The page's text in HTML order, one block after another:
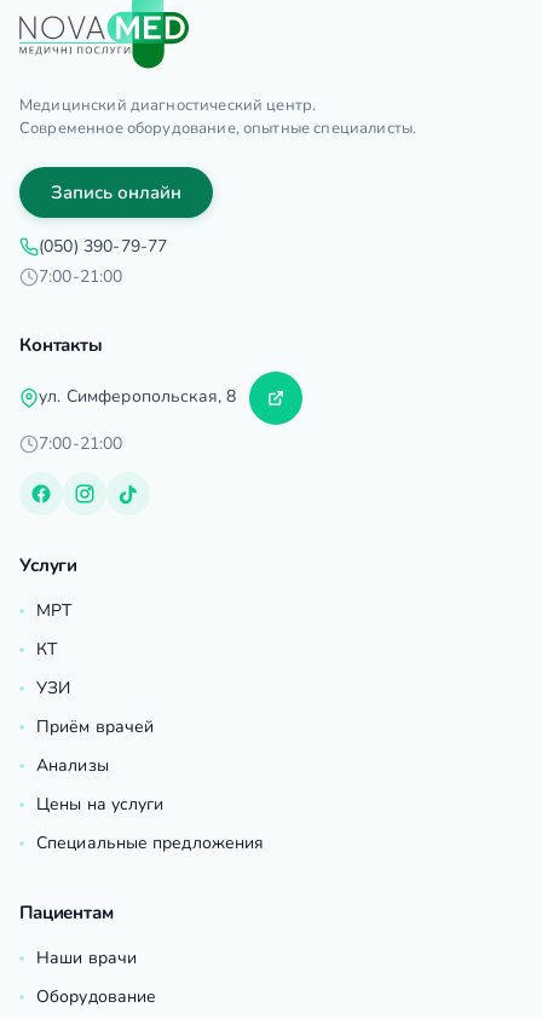
Медицинский диагностический центр.
Современное оборудование, опытные специалисты.
Запись онлайн
(050) 390-79-77
7:00-21:00
Контакты
ул. Симферопольская, 8
7:00-21:00
Услуги
МРТ
КТ
УЗИ
Приём врачей
Анализы
Цены на услуги
Специальные предложения
Пациентам
Наши врачи
Оборудование